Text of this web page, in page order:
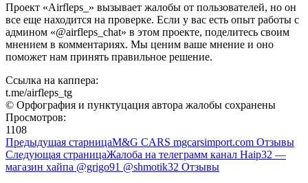
Проект «Airfleps_» вызывает жалобы от пользователей, но он
все еще находится на проверке. Если у вас есть опыт работы с
админом «@airfleps_chat» в этом проекте, поделитесь своим
мнением в комментариях. Мы ценим ваше мнение и оно
поможет нам принять правильное решение.
Ссылка на каппера:
t.me/airfleps_tg
© Орфография и пунктуцация автора жалобы сохранены
Просмотров:
1108
Предыдущая старницаM&G CARS mgcarsimport.com Отзывы
Следующая страницаЖалоба на телеграмм канал Haip32 —
магазин хайпа @grigo91 @shmotik32 Отзывы